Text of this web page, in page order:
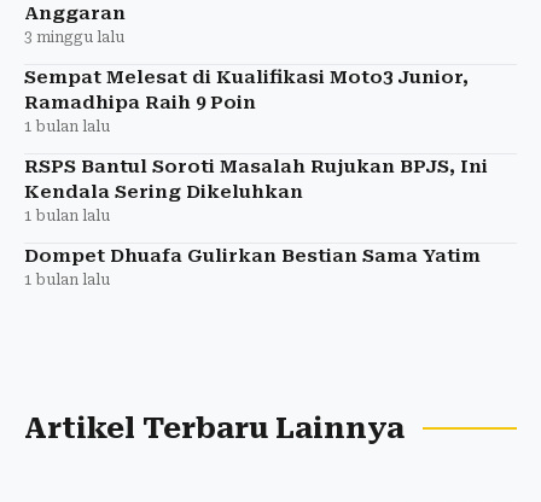
Anggaran
3 minggu lalu
Sempat Melesat di Kualifikasi Moto3 Junior,
Ramadhipa Raih 9 Poin
1 bulan lalu
RSPS Bantul Soroti Masalah Rujukan BPJS, Ini
Kendala Sering Dikeluhkan
1 bulan lalu
Dompet Dhuafa Gulirkan Bestian Sama Yatim
1 bulan lalu
Artikel Terbaru Lainnya